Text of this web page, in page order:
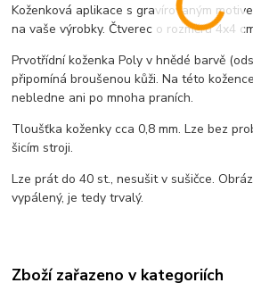
Koženková aplikace s gravírovaným
na vaše výrobky. Čtverec o rozměru 4x4
Prvotřídní koženka Poly v hnědé barvě
připomíná broušenou kůži. Na této
nebledne ani po mnoha praních.
Tloušťka koženky cca 0,8 mm. Lze bez
šicím stroji.
Lze prát do 40 st., nesušit v sušičce.
vypálený, je tedy trvalý.
Zboží zařazeno v kategoriích